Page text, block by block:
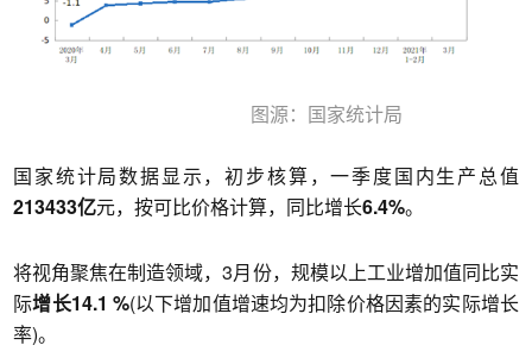
图源：国家统计局
国家统计局数据显示，初步核算，一季度国内生产总值
213433亿元，按可比价格计算，同比增长6.4%。
将视角聚焦在制造领域，3月份，规模以上工业增加值同比实
际增长14.1 %(以下增加值增速均为扣除价格因素的实际增长
率)。